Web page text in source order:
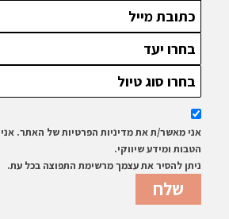
אני מאשר/ת את מדיניות הפרטיות של האתר.
הטבות ומידע שיווקי.
ניתן להסיר את עצמך מרשימת התפוצה בכל עת.